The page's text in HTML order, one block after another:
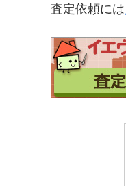
査定依頼には